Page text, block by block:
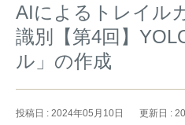
▼過去の記事
AIによるトレイル
識別【第4回】
ル」の作成
投稿日 : 2024年05月10日 更新日 :